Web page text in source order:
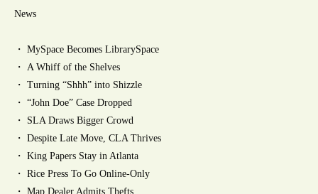
News
・ MySpace Becomes LibrarySpace
・ A Whiff of the Shelves
・ Turning “Shhh” into Shizzle
・ “John Doe” Case Dropped
・ SLA Draws Bigger Crowd
・ Despite Late Move, CLA Thrives
・ King Papers Stay in Atlanta
・ Rice Press To Go Online-Only
・ Map Dealer Admits Thefts